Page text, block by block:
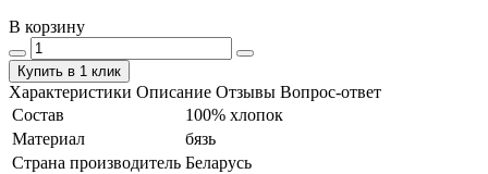
В корзину
Купить в 1 клик
Характеристики Описание Отзывы Вопрос-ответ
Состав
100% хлопок
Материал
бязь
Страна производитель Беларусь